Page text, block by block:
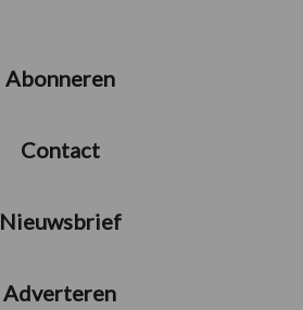
Abonneren
Contact
Nieuwsbrief
Adverteren